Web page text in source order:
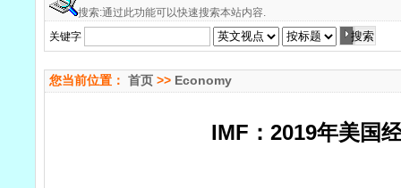
搜索:通过此功能可以快速搜索本站内容.
关键字
您当前位置： 首页 >> Economy
IMF：2019年美国